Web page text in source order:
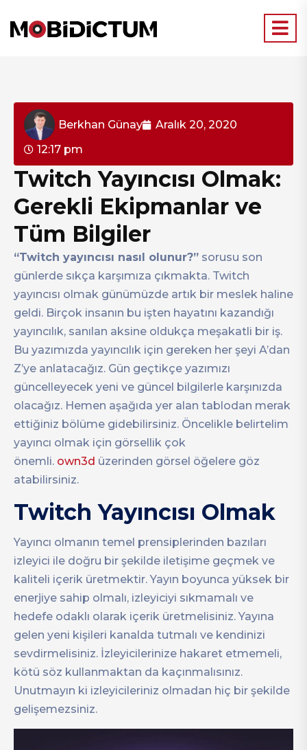
Berkhan Günay
Aralık 20, 2020
12:17 pm
Twitch Yayıncısı Olmak:
Gerekli Ekipmanlar ve
Tüm Bilgiler
“Twitch yayıncısı nasıl olunur?” sorusu son
günlerde sıkça karşımıza çıkmakta. Twitch
yayıncısı olmak günümüzde artık bir meslek haline
geldi. Birçok insanın bu işten hayatını kazandığı
yayıncılık, sanılan aksine oldukça meşakatli bir iş.
Bu yazımızda yayıncılık için gereken her şeyi A’dan
Z’ye anlatacağız. Gün geçtikçe yazımızı
güncelleyecek yeni ve güncel bilgilerle karşınızda
olacağız. Hemen aşağıda yer alan tablodan merak
ettiğiniz bölüme gidebilirsiniz. Öncelikle belirtelim
yayıncı olmak için görsellik çok
önemli. own3d üzerinden görsel öğelere göz
atabilirsiniz.
Twitch Yayıncısı Olmak
Yayıncı olmanın temel prensiplerinden bazıları
izleyici ile doğru bir şekilde iletişime geçmek ve
kaliteli içerik üretmektir. Yayın boyunca yüksek bir
enerjiye sahip olmalı, izleyiciyi sıkmamalı ve
hedefe odaklı olarak içerik üretmelisiniz. Yayına
gelen yeni kişileri kanalda tutmalı ve kendinizi
sevdirmelisiniz. İzleyicilerinize hakaret etmemeli,
kötü söz kullanmaktan da kaçınmalısınız.
Unutmayın ki izleyicileriniz olmadan hiç bir şekilde
gelişemezsiniz.